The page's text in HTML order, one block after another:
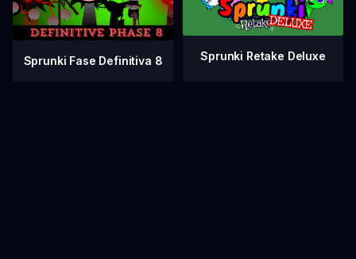
Sprunki Fase Definitiva 8 Sprunki Retake Deluxe